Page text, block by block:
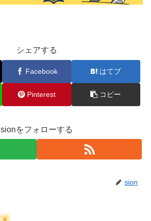
シェアする
Facebook はてブ
Pinterest コピー
sionをフォローする
sion